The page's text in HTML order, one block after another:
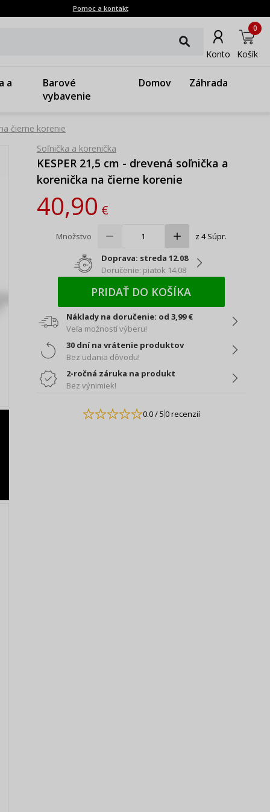
Pomoc a kontakt
Konto Košík
0
a
Barové
vybavenie
Domov Záhrada
čierne korenie
Soľnička a korenička
KESPER 21,5 cm - drevená soľnička a
korenička na čierne korenie
40,90€
Množstvo z 4 Súpr.
Doprava: streda 12.08
Doručenie: piatok 14.08
PRIDAŤ DO KOŠÍKA
Náklady na doručenie: od 3,99 €
Veľa možností výberu!
30 dní na vrátenie produktov
Bez udania dôvodu!
2-ročná záruka na produkt
Bez výnimiek!
0.0/ 50 recenzií